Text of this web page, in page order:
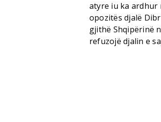
atyre iu ka ardhur
opozitës djalë
gjithë Shqipërinë
refuzojë djalin e